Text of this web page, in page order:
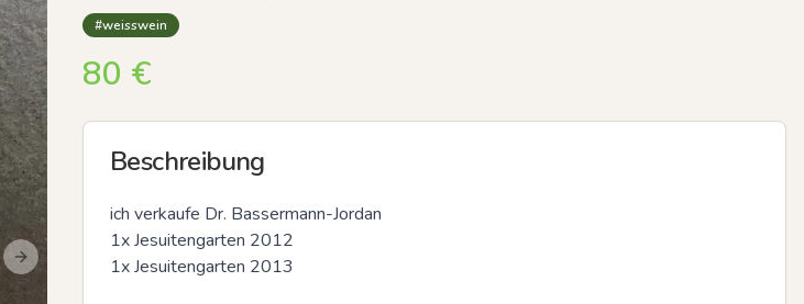
Next slide
#weisswein
80 €
Beschreibung
ich verkaufe Dr. Bassermann-Jordan
1x Jesuitengarten 2012
1x Jesuitengarten 2013